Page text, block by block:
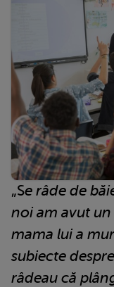
„Se râde de
noi am avut un
mama lui a
subiecte
râdeau că